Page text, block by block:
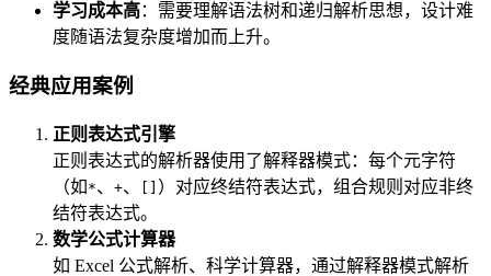
学习成本高：需要理解语法树和递归解析思想，设计难
度随语法复杂度增加而上升。
经典应用案例
正则表达式引擎
正则表达式的解析器使用了解释器模式：每个元字符
（如 *、 +、
）对应终结符表达式，组合规则对应非终
结符表达式。
数学公式计算器
如 Excel 公式解析、科学计算器，通过解释器模式解析